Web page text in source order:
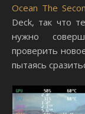
Ocean The
Deck, так что
нужно
проверить
пытаясь